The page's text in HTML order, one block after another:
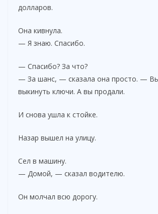
долларов.
Она кивнула.
— Я знаю. Спасибо.
— Спасибо? За что?
— За шанс, — сказала она просто. —
выкинуть ключи. А вы продали.
И снова ушла к стойке.
Назар вышел на улицу.
Сел в машину.
— Домой, — сказал водителю.
Он молчал всю дорогу.